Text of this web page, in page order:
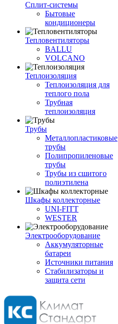
Сплит-системы
Бытовые
кондиционеры
Тепловентиляторы
BALLU
VOLCANO
Теплоизоляция
Теплоизоляция для
теплого пола
Трубная
теплоизоляция
Трубы
Металлопластиковые
трубы
Полипропиленовые
трубы
Трубы из сшитого
полиэтилена
Шкафы коллекторные
UNI-FITT
WESTER
Электрооборудование
Аккумуляторные
батареи
Источники питания
Стабилизаторы и
защита сети